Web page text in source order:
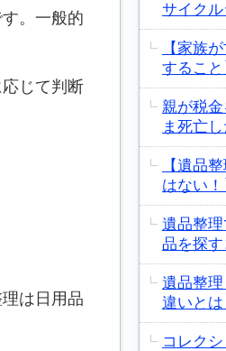
。一般的
じて判断
は日用品
サイク
【家族
するこ
親が税金
ま死亡
【遺品
はない
遺品整
品を探
遺品整
違いと
コレク